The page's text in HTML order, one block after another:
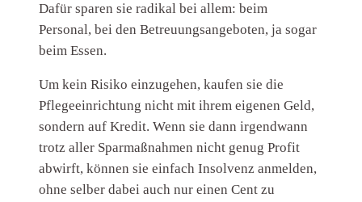
Dafür sparen sie radikal bei allem: beim
Personal, bei den Betreuungsangeboten, ja sogar
beim Essen.
Um kein Risiko einzugehen, kaufen sie die
Pflegeeinrichtung nicht mit ihrem eigenen Geld,
sondern auf Kredit. Wenn sie dann irgendwann
trotz aller Sparmaßnahmen nicht genug Profit
abwirft, können sie einfach Insolvenz anmelden,
ohne selber dabei auch nur einen Cent zu